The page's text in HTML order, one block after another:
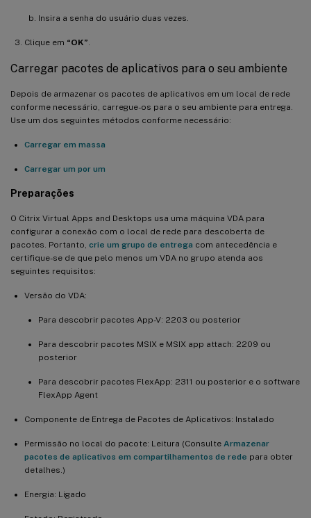
Insira a senha do usuário duas vezes.
Clique em “OK”
Carregar pacotes de aplicativos para o seu ambiente
Depois de armazenar os pacotes de aplicativos em um local de rede
conforme necessário, carregue-os para o seu ambiente para entrega.
Use um dos seguintes métodos conforme necessário:
Carregar em massa
Carregar um por um
Preparações
O Citrix Virtual Apps and Desktops usa uma máquina VDA para
configurar a conexão com o local de rede para descoberta de
pacotes. Portanto, crie um grupo de entrega com antecedência e
certifique-se de que pelo menos um VDA no grupo atenda aos
seguintes requisitos:
Versão do VDA:
Para descobrir pacotes App-V: 2203 ou posterior
Para descobrir pacotes MSIX e MSIX app attach: 2209 ou
posterior
Para descobrir pacotes FlexApp: 2311 ou posterior e o software
FlexApp Agent
Componente de Entrega de Pacotes de Aplicativos: Instalado
Permissão no local do pacote: Leitura (Consulte Armazenar
pacotes de aplicativos em compartilhamentos de rede para obter
detalhes.)
Energia: Ligado